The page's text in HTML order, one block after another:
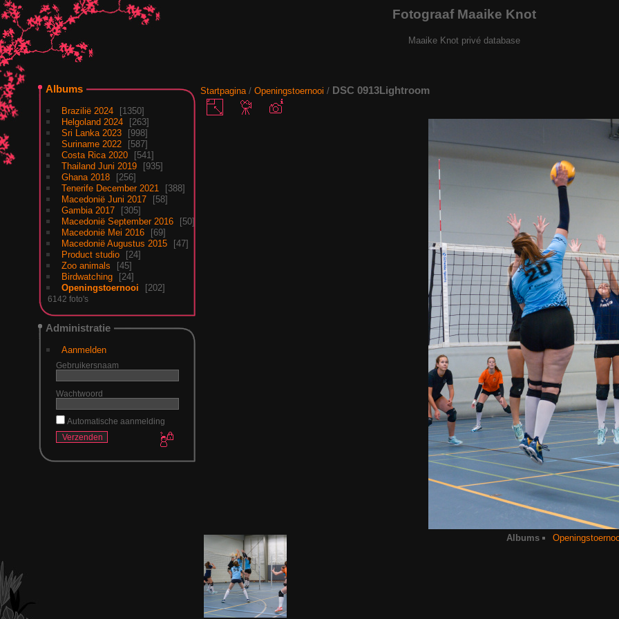
Fotograaf Maaike Knot
Maaike Knot privé database
Albums
Brazilië 2024
1350
Helgoland 2024
263
Sri Lanka 2023
998
Suriname 2022
587
Costa Rica 2020
541
Thailand Juni 2019
935
Ghana 2018
256
Tenerife December 2021
388
Macedonië Juni 2017
58
Gambia 2017
305
Macedonië September 2016
50
Macedonië Mei 2016
69
Macedonië Augustus 2015
47
Product studio
24
Zoo animals
45
Birdwatching
24
Openingstoernooi
202
6142 foto's
Administratie
Aanmelden
Gebruikersnaam
Wachtwoord
Automatische aanmelding
Startpagina / Openingstoernooi / DSC 0913Lightroom
Albums